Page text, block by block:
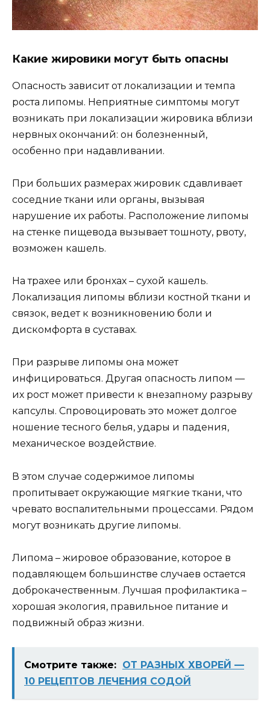
Какие жировики могут быть опасны
Опасность зависит от локализации и темпа
роста липомы. Неприятные симптомы могут
возникать при локализации жировика вблизи
нервных окончаний: он болезненный,
особенно при надавливании.
При больших размерах жировик сдавливает
соседние ткани или органы, вызывая
нарушение их работы. Расположение липомы
на стенке пищевода вызывает тошноту, рвоту,
возможен кашель.
На трахее или бронхах – сухой кашель.
Локализация липомы вблизи костной ткани и
связок, ведет к возникновению боли и
дискомфорта в суставах.
При разрыве липомы она может
инфицироваться. Другая опасность липом —
их рост может привести к внезапному разрыву
капсулы. Спровоцировать это может долгое
ношение тесного белья, удары и падения,
механическое воздействие.
В этом случае содержимое липомы
пропитывает окружающие мягкие ткани, что
чревато воспалительными процессами. Рядом
могут возникать другие липомы.
Липома – жировое образование, которое в
подавляющем большинстве случаев остается
доброкачественным. Лучшая профилактика –
хорошая экология, правильное питание и
подвижный образ жизни.
Смотрите также: ОТ РАЗНЫХ ХВОРЕЙ —
10 РЕЦЕПТОВ ЛЕЧЕНИЯ СОДОЙ